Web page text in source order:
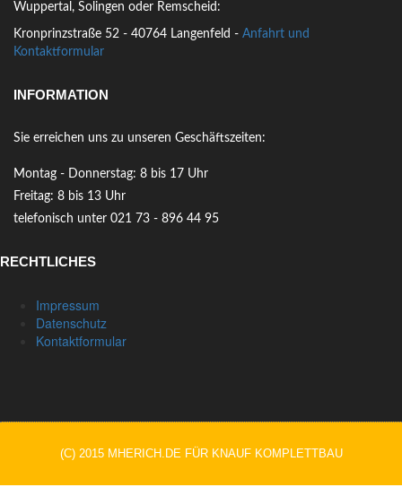
Wuppertal, Solingen oder Remscheid:
Kronprinzstraße 52 - 40764 Langenfeld - Anfahrt und
Kontaktformular
INFORMATION
Sie erreichen uns zu unseren Geschäftszeiten:
Montag - Donnerstag: 8 bis 17 Uhr
Freitag: 8 bis 13 Uhr
telefonisch unter 021 73 - 896 44 95
RECHTLICHES
Impressum
Datenschutz
Kontaktformular
(C) 2015 MHERICH.DE FÜR KNAUF KOMPLETTBAU